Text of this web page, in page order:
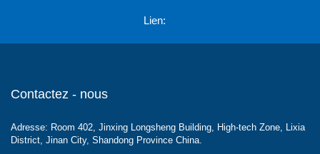
Lien:
Contactez - nous
Adresse: Room 402, Jinxing Longsheng Building, High-tech Zone, Lixia
District, Jinan City, Shandong Province China.